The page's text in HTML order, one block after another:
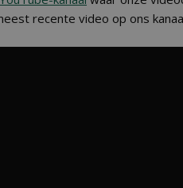
recente video op ons